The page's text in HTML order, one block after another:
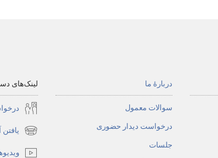
دربارهٔ ما
سوالات معمول
درخواست دیدار حضوری
جلسات
لینک‌های
(opens
new